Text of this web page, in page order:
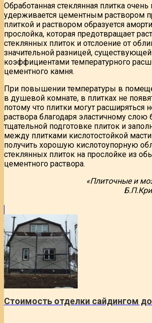
Обработанная стеклянная плитка очень
удерживается цементным раствором
плиткой и раствором образуется
прослойка, которая предотвращает
стеклянных плиток и отслоение от
значительной разницей,
коэффициентами температурного
цементного камня.
При повышении температуры в
в душевой комнате, в плитках не
потому что плитки могут расширяться
раствора благодаря эластичному слою
тщательной подготовке плиток и
между плитками кислотостойкой
получить хорошую кислотоупорную
стеклянных плиток на прослойке из
цементного раствора.
«Плиточные и
Стоимость отделки сайдингом